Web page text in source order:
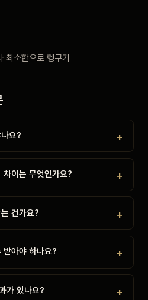
최소한으로 헹구기
요?
이는 무엇인가요?
건가요?
받아야 하나요?
가 있나요?